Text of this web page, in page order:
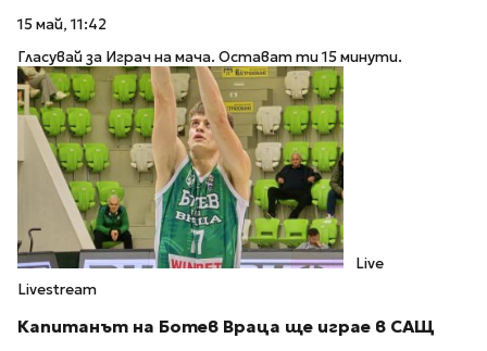
15 май, 11:42
Гласувай за Играч на мача. Остават ти 15 минути.
Live
Livestream
Капитанът на Ботев Враца ще играе в САЩ